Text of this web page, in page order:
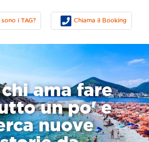
i TAG? Chiama il Booking
ama fare
un po' e
nuove